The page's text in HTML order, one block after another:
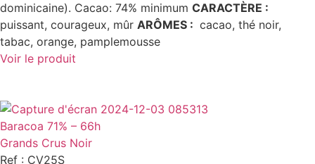
dominicaine). Cacao: 74% minimum CARACTÈRE :
puissant, courageux, mûr ARÔMES : cacao, thé noir,
tabac, orange, pamplemousse
Voir le produit
Baracoa 71% – 66h
Grands Crus Noir
Ref : CV25S